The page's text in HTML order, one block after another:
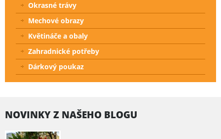
Okrasné trávy
Mechové obrazy
Květináče a obaly
Zahradnické potřeby
Dárkový poukaz
NOVINKY Z NAŠEHO BLOGU